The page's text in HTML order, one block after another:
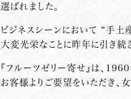
選ばれました。
ビジネスシーンにおいて “手土
大変光栄なことに昨年に引き続
『フルーツゼリー寄せ』は、
お客様よりご要望をいただき、